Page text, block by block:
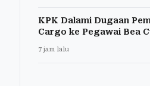
KPK Dalami Dugaan
Cargo ke Pegawai Bea
7 jam lalu